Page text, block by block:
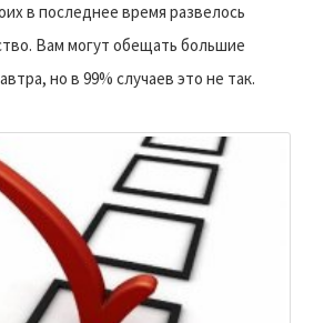
в последнее время развелось
Вам могут обещать большие
но в 99% случаев это не так.